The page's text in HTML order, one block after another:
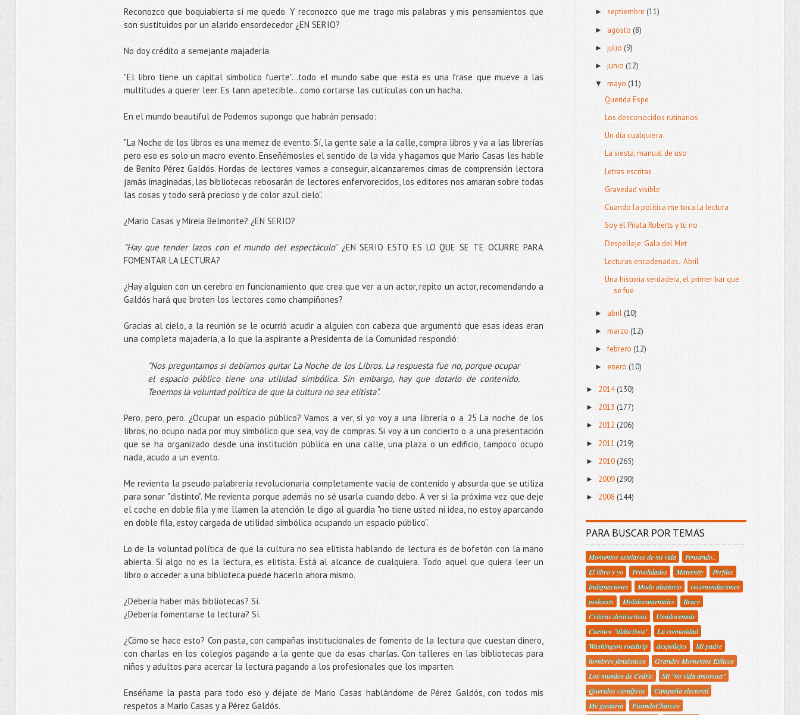
Reconozco que boquiabierta sí me quedo. Y reconozco que me trago mis palabras y mis pensamientos que
son sustituidos por un alarido ensordecedor ¿EN SERIO?
No doy crédito a semejante majadería.
"El libro tiene un capital simbolico fuerte"...todo el mundo sabe que esta es una frase que mueve a las
multitudes a querer leer. Es tann apetecible...como cortarse las cutículas con un hacha.
En el mundo beautiful de Podemos supongo que habrán pensado:
"La Noche de los libros es una memez de evento. Sí, la gente sale a la calle, compra libros y va a las librerías
pero eso es solo un macro evento. Enseñémosles el sentido de la vida y hagamos que Mario Casas les hable
de Benito Pérez Galdós. Hordas de lectores vamos a conseguir, alcanzaremos cimas de comprensión lectora
jamás imaginadas, las bibliotecas rebosarán de lectores enfervorecidos, los editores nos amaran sobre todas
las cosas y todo será precioso y de color azul cielo".
¿Mario Casas y Mireia Belmonte? ¿EN SERIO?
"Hay que tender lazos con el mundo del espectáculo" ¿EN SERIO ESTO ES LO QUE SE TE OCURRE PARA
FOMENTAR LA LECTURA?
¿Hay alguien con un cerebro en funcionamiento que crea que ver a un actor, repito un actor, recomendando a
Galdós hará que broten los lectores como champiñones?
Gracias al cielo, a la reunión se le ocurrió acudir a alguien con cabeza que argumentó que esas ideas eran
una completa majadería, a lo que la aspirante a Presidenta de la Comunidad respondió:
"Nos preguntamos si debíamos quitar La Noche de los Libros. La respuesta fue no, porque ocupar
el espacio público tiene una utilidad simbólica. Sin embargo, hay que dotarlo de contenido.
Tenemos la voluntad política de que la cultura no sea elitista”.
Pero, pero, pero. ¿Ocupar un espacio público? Vamos a ver, si yo voy a una librería o a 25 La noche de los
libros, no ocupo nada por muy simbólico que sea, voy de compras. Si voy a un concierto o a una presentación
que se ha organizado desde una institución pública en una calle, una plaza o un edificio, tampoco ocupo
nada, acudo a un evento.
Me revienta la pseudo palabrería revolucionaria completamente vacía de contenido y absurda que se utiliza
para sonar "distinto". Me revienta porque además no sé usarla cuando debo. A ver si la próxima vez que deje
el coche en doble fila y me llamen la atención le digo al guardia "no tiene usted ni idea, no estoy aparcando
en doble fila, estoy cargada de utilidad simbólica ocupando un espacio público".
Lo de la voluntad política de que la cultura no sea elitista hablando de lectura es de bofetón con la mano
abierta. Si algo no es la lectura, es elitista. Está al alcance de cualquiera. Todo aquel que quiera leer un
libro o acceder a una biblioteca puede hacerlo ahora mismo.
¿Debería haber más bibliotecas? Sí.
¿Debería fomentarse la lectura? Sí.
¿Cómo se hace esto? Con pasta, con campañas institucionales de fomento de la lectura que cuestan dinero,
con charlas en los colegios pagando a la gente que da esas charlas. Con talleres en las bibliotecas para
niños y adultos para acercar la lectura pagando a los profesionales que los imparten.
Enséñame la pasta para todo eso y déjate de Mario Casas hablándome de Pérez Galdós, con todos mis
respetos a Mario Casas y a Pérez Galdós.
►septiembre(11)
► agosto(8)
►julio(9)
►junio (12)
▼mayo(11)
Querida Espe
Los desconocidos rutinarios
Un día cualquiera
La siesta, manual de uso
Letras escritas
Gravedad visible
Cuando la política me toca la lectura
Soy el Pirata Roberts y tú no
Despelleje: Gala del Met
Lecturas encadenadas.- Abril
Una historia verdadera, el primer bar que
se fue
► abril(10)
►marzo(12)
►febrero (12)
►enero (10)
► 2014(130)
► 2013 (177)
► 2012 (206)
► 2011 (219)
► 2010 (265)
► 2009(290)
► 2008 (144)
PARA BUSCAR POR TEMAS
Momentos estelares de mi vida
Pensando..
El libro y yo
Frivolidades Maternity
Perfiles
Indignaciones
Modo aleatorio
recomendaciones
podcasts
Molidocumentales
Bruce
Criticas destructivas
Unadocenade
Cuentos "didactivos"
La comunidad
Washington roadtrip
despellejes
Mi padre
hombres fantásticos
Grandes Momentos Etílicos
Los mundos de Cedric
Mi "no vida amorosa"
Queridos científicos
Campaña electoral
Me gustaría
PisandoCharcos